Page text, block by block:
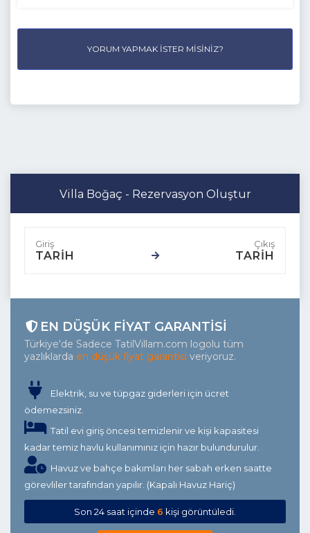
YORUM YAPMAK İSTER MISINIZ?
Villa Boğaç - Rezervasyon Oluştur
TARİH TARİH
EN DÜŞÜK FIYAT GARANTISI
Türkiye'de Sadece TatilVillam.com logolu tüm
yazlıklarda en düşük fiyat garantisi veriyoruz.
Elektrik, su ve tüpgaz giderleri için ücret
ödemezsiniz.
Tatil evi giriş öncesi temizlenir ve kişi kapasitesi
kadar temiz havlu kullanımınız için hazır bulundurulur.
Havuz ve bahçe bakımları her sabah erken saatte
görevliler tarafından yapılır. (Kapalı Havuz Hariç)
Son 24 saat içinde 6 kişi görüntüledi.